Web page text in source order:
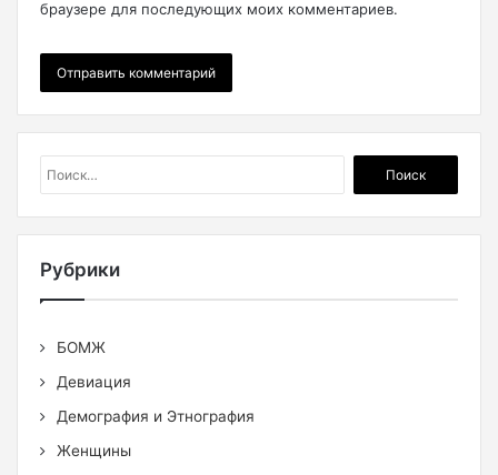
браузере для последующих моих комментариев.
Рубрики
БОМЖ
Девиация
Демография и Этнография
Женщины